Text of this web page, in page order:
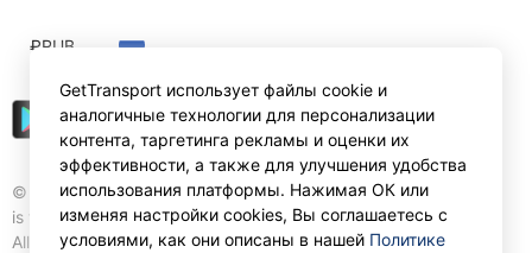
© Gettransport International Limited. GetTransport®
is trademark of Gettransport International Limited.
All rights reserved.
₽RUB
GetTransport использует файлы cookie и
аналогичные технологии для персонализации
контента, таргетинга рекламы и оценки их
эффективности, а также для улучшения удобства
использования платформы. Нажимая ОК или
изменяя настройки cookies, Вы соглашаетесь с
условиями, как они описаны в нашей Политике